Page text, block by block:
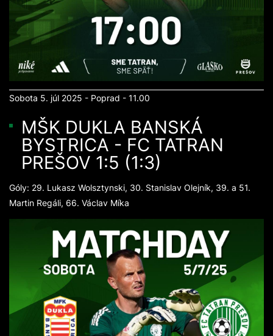
Sobota 5. júl 2025 - Poprad - 11.00
MŠK DUKLA BANSKÁ
BYSTRICA - FC TATRAN
PREŠOV 1:5 (1:3)
Góly: 29. Lukasz Wolsztynski, 30. Stanislav Olejník, 39. a 51.
Martin Regáli, 66. Václav Míka